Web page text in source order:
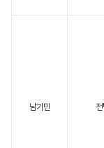
남기민